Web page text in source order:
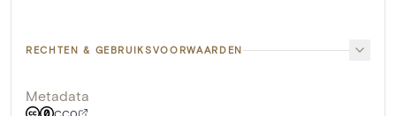
RECHTEN & GEBRUIKSVOORWAARDEN
Metadata